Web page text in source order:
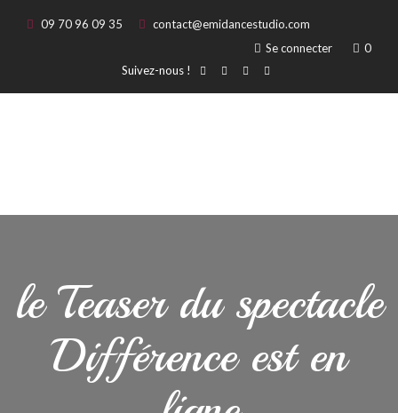
09 70 96 09 35
contact@emidancestudio.com
Se connecter
0
Suivez-nous !
le Teaser du spectacle
Différence est en